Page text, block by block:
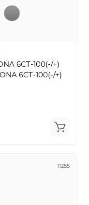
6CT-100(-/+)
CRONA 6CT-100(-/+)
11255